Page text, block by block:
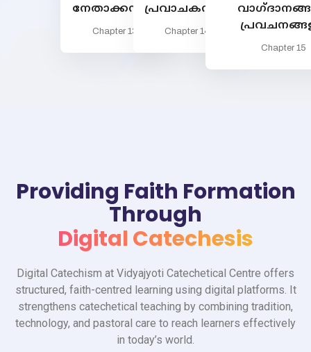
നേതാക്കന്മാര്‍
Chapter 13
പ്രവാചകന്മാര്‍
Chapter 14
Chapter 15
Providing Faith Formation
Through
Digital Catechesis
Digital Catechism at Vidyajyoti Catechetical Centre offers
structured, faith-centred learning using digital platforms. It
strengthens catechetical teaching by combining tradition,
technology, and pastoral care to reach learners effectively
in today’s world.